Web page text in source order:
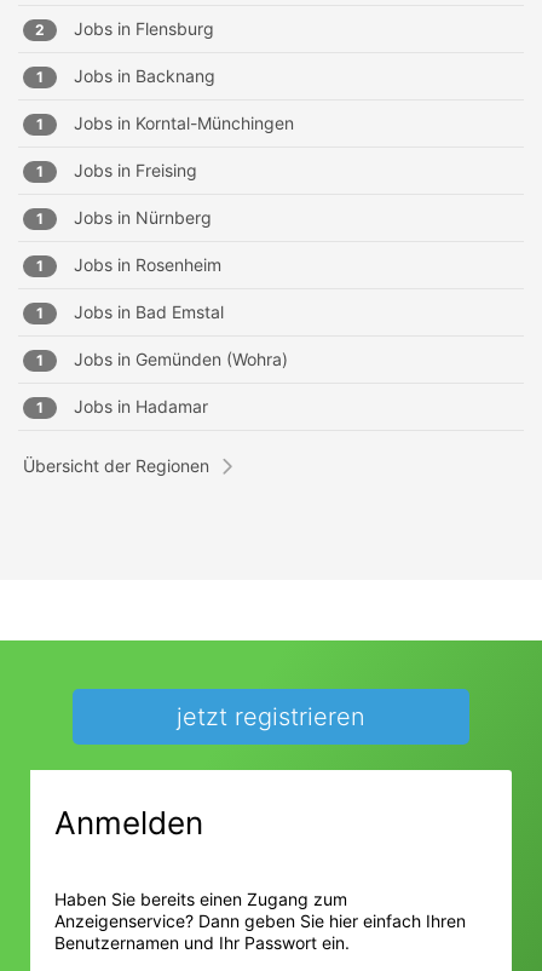
2 Jobs in Flensburg
1 Jobs in Backnang
1 Jobs in Korntal-Münchingen
1 Jobs in Freising
1 Jobs in Nürnberg
1 Jobs in Rosenheim
1 Jobs in Bad Emstal
1 Jobs in Gemünden (Wohra)
1 Jobs in Hadamar
Übersicht der Regionen
jetzt registrieren
Anmelden
Haben Sie bereits einen Zugang zum
Anzeigenservice? Dann geben Sie hier einfach Ihren
Benutzernamen und Ihr Passwort ein.